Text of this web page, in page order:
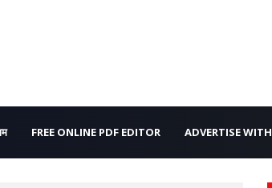
FREE ONLINE PDF EDITOR ADVERTISE